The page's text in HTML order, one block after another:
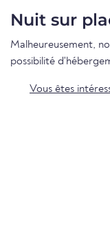
Nuit sur
Malheureusement,
possibilité
Vous êtes